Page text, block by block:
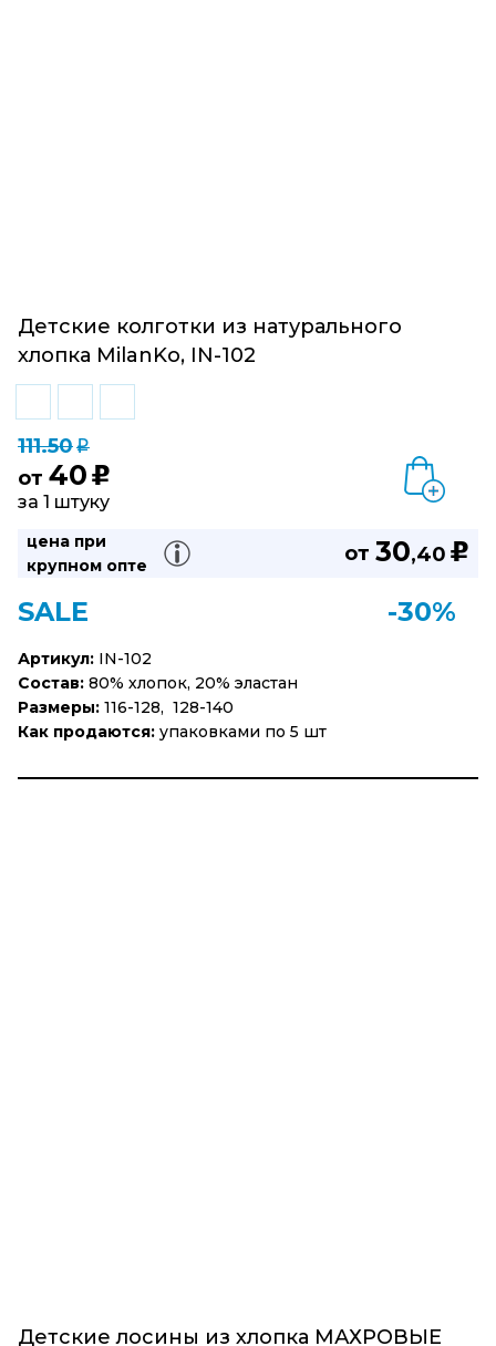
Детские колготки из натурального
хлопка MilanKo, IN-102
111.50q
от 40 u
за 1 штуку
цена при
крупном опте
от 30,40 u
SALE -30%
Артикул: IN-102
Состав: 80% хлопок, 20% эластан
Размеры: 116-128, 128-140
Как продаются: упаковками по 5 шт
Детские лосины из хлопка МАХРОВЫЕ